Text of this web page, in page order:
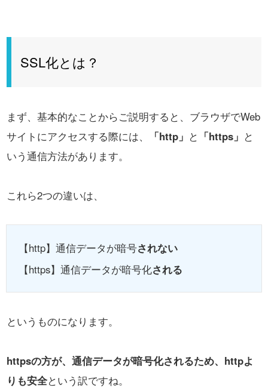
SSL化とは？
まず、基本的なことからご説明すると、 ブラウザでWeb
サイトにアクセスする際には、
「http」 と 「https」 と
いう通信方法があります。
これら2つの違いは、
【http】通信データが暗号されない
【https】通信データが暗号化される
というものになります。
httpsの方が、通信データが暗号化されるため、httpよ
りも安全という訳ですね。